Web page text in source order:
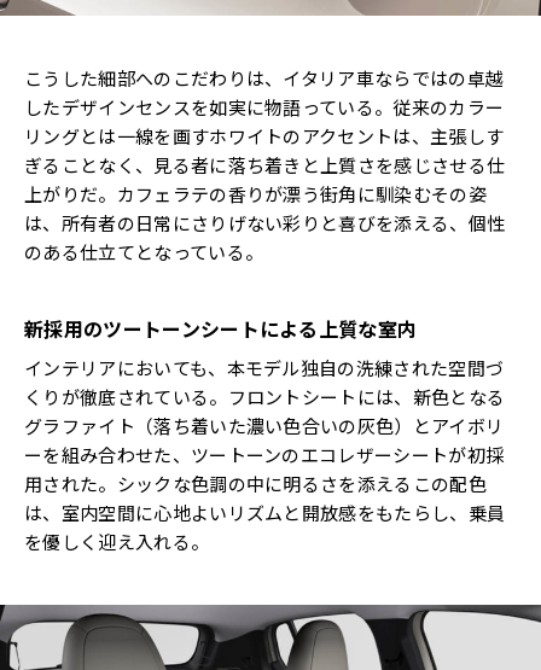
こうした細部へのこだわりは、イタリア車ならではの卓越
したデザインセンスを如実に物語っている。従来のカラー
リングとは一線を画すホワイトのアクセントは、主張しす
ぎることなく、見る者に落ち着きと上質さを感じさせる仕
上がりだ。カフェラテの香りが漂う街角に馴染むその姿
は、所有者の日常にさりげない彩りと喜びを添える、個性
のある仕立てとなっている。
新採用のツートーンシートによる上質な室内
インテリアにおいても、本モデル独自の洗練された空間づ
くりが徹底されている。フロントシートには、新色となる
グラファイト（落ち着いた濃い色合いの灰色）とアイボリ
ーを組み合わせた、ツートーンのエコレザーシートが初採
用された。シックな色調の中に明るさを添えるこの配色
は、室内空間に心地よいリズムと開放感をもたらし、乗員
を優しく迎え入れる。